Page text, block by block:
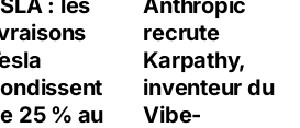
avec une lecture qui mêle
produit et perception
: les
25 % au
Anthropic
recrute
Karpathy,
inventeur du
Vibe-